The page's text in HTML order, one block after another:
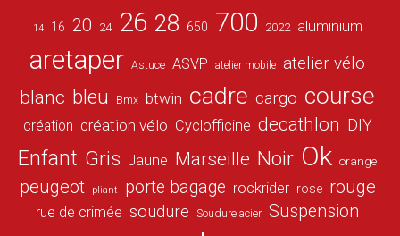
14 16 20 24 26 28 650 700 2022 aluminium
aretaper Astuce ASVP atelier mobile atelier vélo
blanc bleu Bmx btwin cadre cargo course
création création vélo Cyclofficine decathlon DIY
Enfant Gris Jaune Marseille Noir Ok orange
peugeot pliant porte bagage rockrider rose rouge
rue de crimée soudure Soudure acier Suspension